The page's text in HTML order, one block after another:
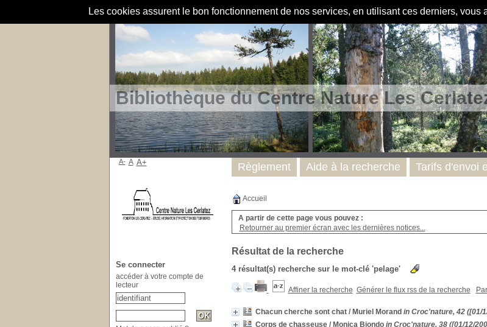
Les cookies assurent le bon fonctionnement de nos services, en utilisant ces derniers, vous
Bibliothèque du Centre Nature Les
Accueil
A partir de cette page vous pouvez :
Retourner au premier écran avec les dernières notices...
Résultat de la recherche
4 résultat(s) recherche sur le mot-clé 'pelage'
Affiner la recherche Générer le flux rss de la recherche
Chacun cherche sont chat/ Muriel Morand in Croc'nature, 42 ([01/
Corps de chasseuse/ Monica Biondo in Croc'nature, 38 ([01/12/
Règlement Aide à la recherche Tarifs d'envoi
A- A A+
Se connecter
accéder à votre compte de
lecteur